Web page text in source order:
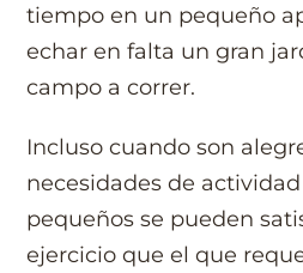
tiempo en un pequeño
echar en falta un gran
campo a correr.
Incluso cuando son
necesidades de
pequeños se pueden
ejercicio que el que